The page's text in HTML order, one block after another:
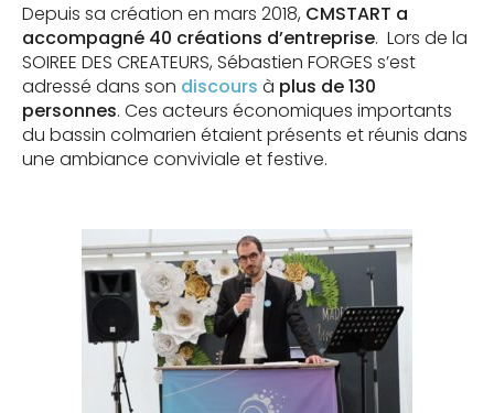
Depuis sa création en mars 2018, CMSTART a
accompagné 40 créations d’entreprise. Lors de la
SOIREE DES CREATEURS, Sébastien FORGES s’est
adressé dans son discours à plus de 130
personnes. Ces acteurs économiques importants
du bassin colmarien étaient présents et réunis dans
une ambiance conviviale et festive.